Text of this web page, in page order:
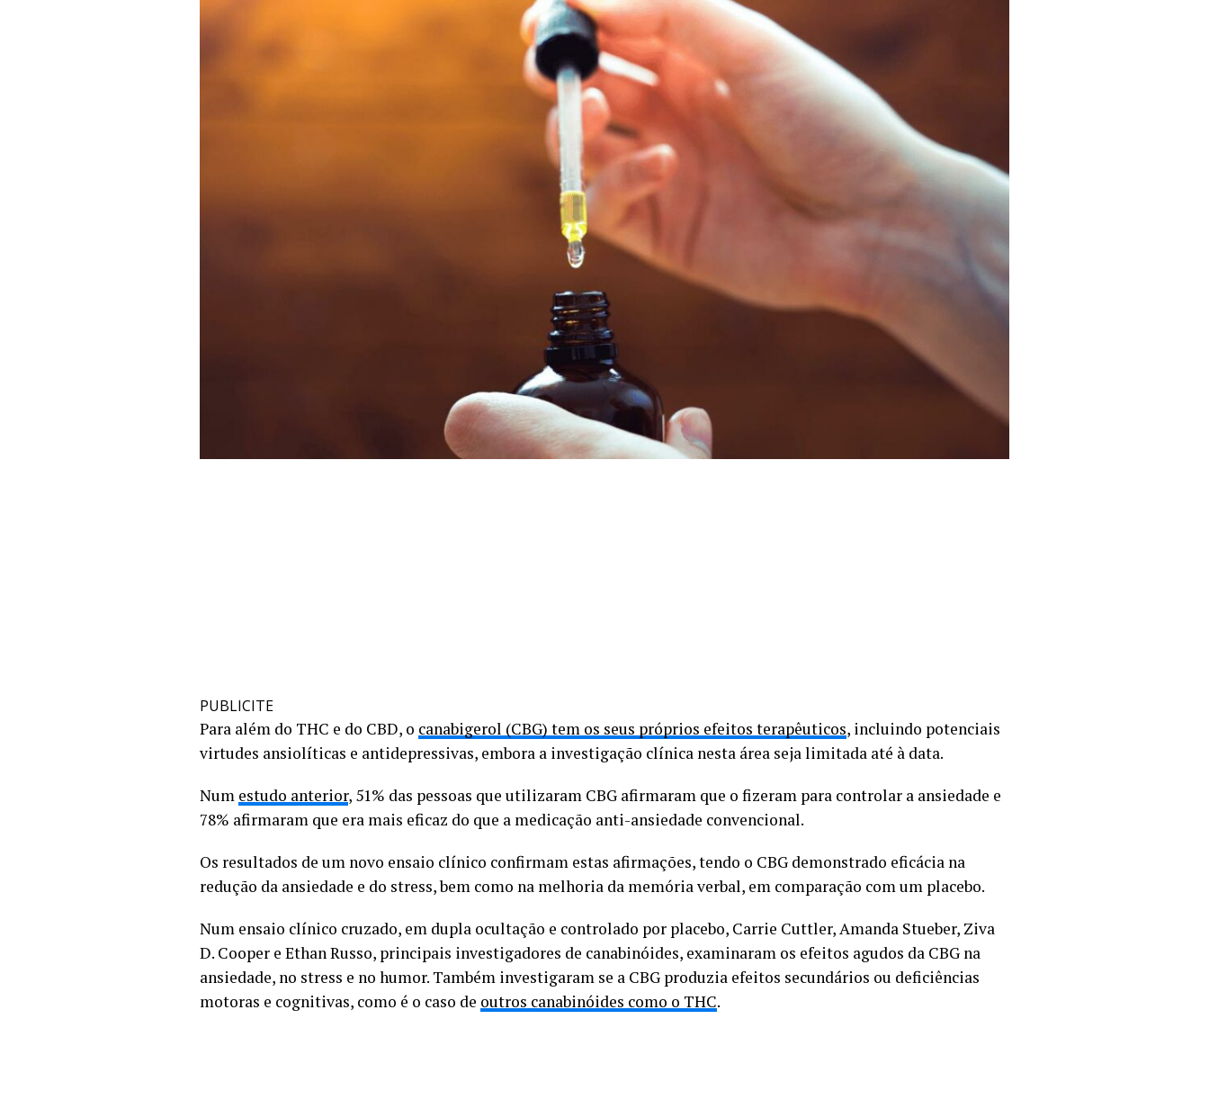
PUBLICITE
Para além do THC e do CBD, o canabigerol (CBG) tem os seus próprios efeitos terapêuticos, incluindo potenciais
virtudes ansiolíticas e antidepressivas, embora a investigação clínica nesta área seja limitada até à data.
Num estudo anterior, 51% das pessoas que utilizaram CBG afirmaram que o fizeram para controlar a ansiedade e
78% afirmaram que era mais eficaz do que a medicação anti-ansiedade convencional.
Os resultados de um novo ensaio clínico confirmam estas afirmações, tendo o CBG demonstrado eficácia na
redução da ansiedade e do stress, bem como na melhoria da memória verbal, em comparação com um placebo.
Num ensaio clínico cruzado, em dupla ocultação e controlado por placebo, Carrie Cuttler, Amanda Stueber, Ziva
D. Cooper e Ethan Russo, principais investigadores de canabinóides, examinaram os efeitos agudos da CBG na
ansiedade, no stress e no humor. Também investigaram se a CBG produzia efeitos secundários ou deficiências
motoras e cognitivas, como é o caso de outros canabinóides como o THC.